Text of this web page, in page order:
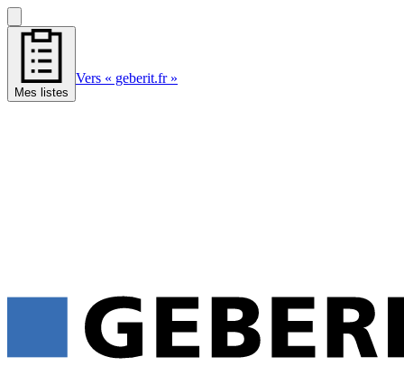
Mes listes
Vers « geberit.fr »